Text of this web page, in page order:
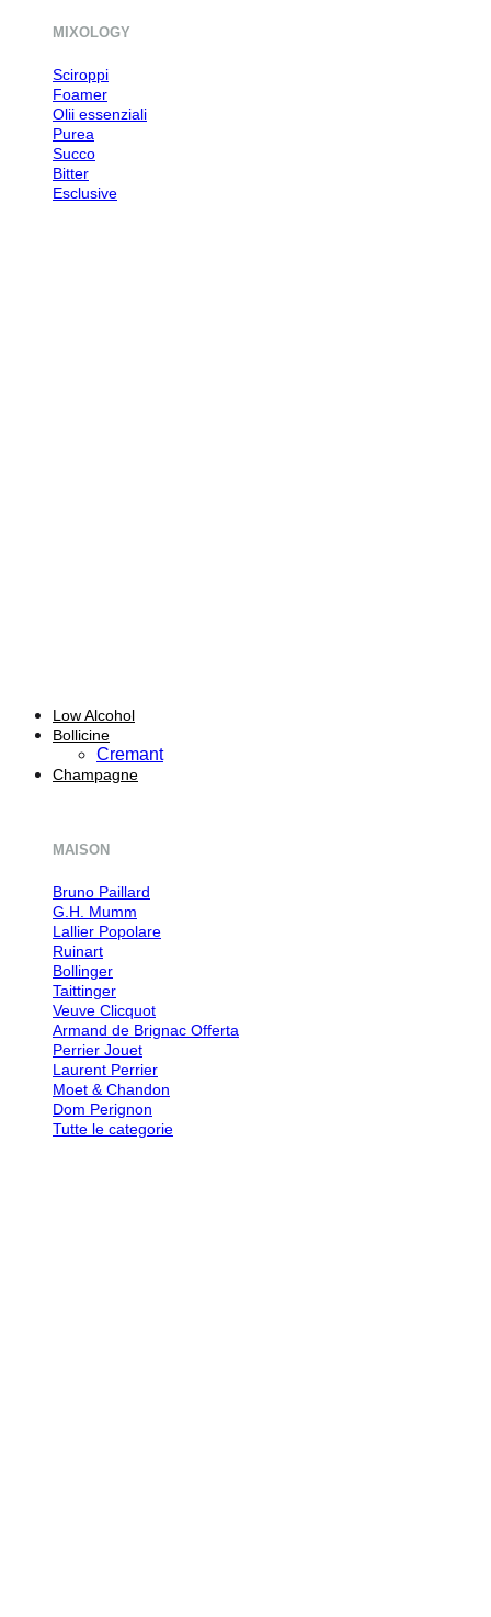
MIXOLOGY
Sciroppi
Foamer
Olii essenziali
Purea
Succo
Bitter
Esclusive
Low Alcohol
Bollicine
Cremant
Champagne
MAISON
Bruno Paillard
G.H. Mumm
Lallier
Ruinart
Bollinger
Taittinger
Veuve Clicquot
Armand de Brignac
Perrier Jouet
Laurent Perrier
Moet & Chandon
Dom Perignon
Tutte le categorie